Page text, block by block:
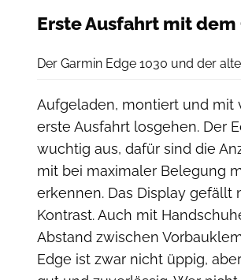
Erste Ausfahrt mit dem
Der Garmin Edge 1030 und der
Aufgeladen, montiert und mit
erste Ausfahrt losgehen. Der
wuchtig aus, dafür sind die
mit bei maximaler Belegung
erkennen. Das Display
Kontrast. Auch mit
Abstand zwischen
Edge ist zwar nicht üppig,